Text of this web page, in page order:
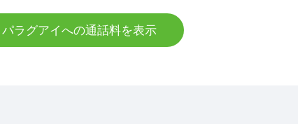
パラグアイへの通話料を表示